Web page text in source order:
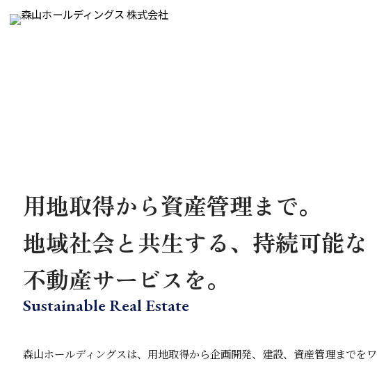
用地取得から資産管理まで。
地域社会と共生する、持続可能な
不動産サービスを。
Sustainable Real Estate
森山ホールディングスは、用地取得から企画開発、建設、資産管理までをワ